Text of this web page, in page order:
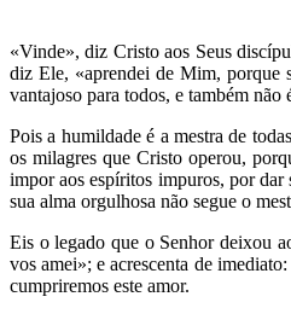
«Vinde», diz Cristo aos Seus
diz Ele, «aprendei de Mim, porque
vantajoso para todos, e também não
Pois a humildade é a mestra de
os milagres que Cristo operou,
impor aos espíritos impuros, por dar
sua alma orgulhosa não segue o
Eis o legado que o Senhor deixou
vos amei»; e acrescenta de
cumpriremos este amor.